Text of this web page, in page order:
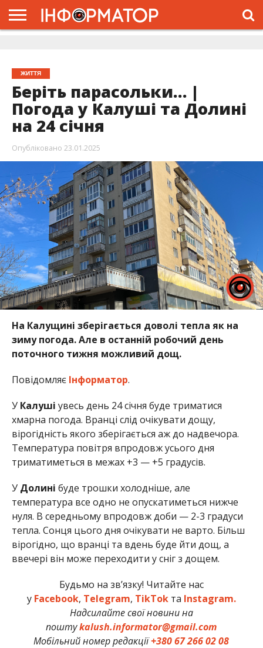
ЖИТТЯ
Беріть парасольки… |
Погода у Калуші та Долині
на 24 січня
Опубліковано 23.01.2025
На Калущині зберігається доволі тепла як на
зиму погода. Але в останній робочий день
поточного тижня можливий дощ.
Повідомляє Інформатор.
У Калуші увесь день 24 січня буде триматися
хмарна погода. Вранці слід очікувати дощу,
вірогідність якого зберігається аж до надвечора.
Температура повітря впродовж усього дня
триматиметься в межах +3 — +5 градусів.
У Долині буде трошки холодніше, але
температура все одно не опускатиметься нижче
нуля. В середньому впродовж доби — 2-3 градуси
тепла. Сонця цього дня очікувати не варто. Більш
вірогідно, що вранці та вдень буде йти дощ, а
ввечері він може переходити у сніг з дощем.
Будьмо на зв’язку! Читайте нас
у Facebook, Telegram, TikTokта Instagram.
Надсилайте свої новини на
поштуkalush.informator@gmail.com
Мобільний номер редакції+380 67 266 02 08